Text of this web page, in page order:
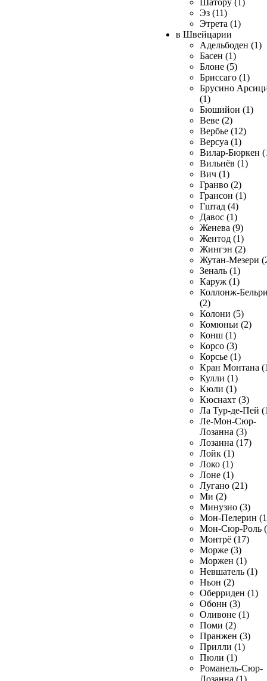
Шатору (1)
Эз (11)
Этрета (1)
в Швейцарии
Адельбоден (1)
Басен (1)
Блоне (5)
Бриссаго (1)
Брусино
(1)
Бюшийон (1)
Веве (2)
Вербье (12)
Версуа (1)
Вилар-Бюркен
Вильнёв (1)
Вич (1)
Гранво (2)
Грансон (1)
Гштад (4)
Давос (1)
Женева (9)
Жентод (1)
Жингэн (2)
Жутан-Мезери
Зеналь (1)
Каруж (1)
Коллонж-
(2)
Колони (5)
Комюньи (2)
Конш (1)
Корсо (3)
Корсье (1)
Кран Монтана
Кулли (1)
Кюли (1)
Кюснахт (3)
Ла Тур-де-Пей
Ле-Мон-Сюр-
Лозанна (3)
Лозанна (17)
Лойк (1)
Локо (1)
Лоне (1)
Лугано (21)
Ми (2)
Минузио (3)
Мон-Пелерин
Мон-Сюр-Роль
Монтрё (17)
Морже (3)
Моржен (1)
Невшатель (1)
Ньон (2)
Оберриден (1)
Обонн (3)
Оливоне (1)
Поми (2)
Пранжен (3)
Прилли (1)
Пюли (1)
Романель-Сюр-
Лозанна (1)